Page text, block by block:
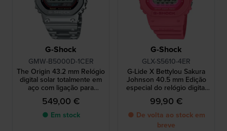
G-Shock
GMW-B5000D-1CER
The Origin 43.2 mm Relógio
digital solar totalmente em
aço com ligação para
smartphone
549,00 €
● Em stock
G-Shock
GLX-S5610-4ER
G-Lide X Bettylou Sakura
Johnson 40.5 mm Edição
especial do relógio digital
de marés em resina de
base biológica
99,90 €
● De volta ao stock em
breve